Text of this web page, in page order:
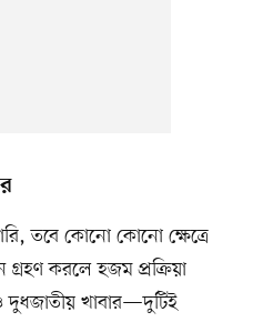
তবে কোনো কোনো ক্ষেত্রে
গ্রহণ করলে হজম প্রক্রিয়া
দুধজাতীয় খাবার—দুটিই